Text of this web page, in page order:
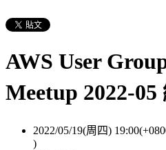
AWS User
Meetup 2022-
2022/05/19(周四)
)